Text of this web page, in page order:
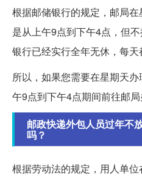
根据邮储银行的规定，邮局
是从上午9点到下午4点，但
银行已经实行全年无休，每天
所以，如果您需要在星期天
午9点到下午4点期间前往邮局
邮政快递外包人员过年不
吗？
根据劳动法的规定，用人单